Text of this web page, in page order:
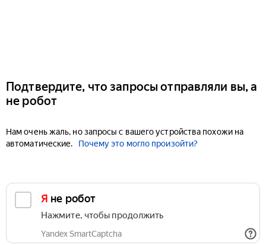
Подтвердите, что запросы отправляли вы, а
не робот
Нам очень жаль, но запросы с вашего устройства похожи на
автоматические.
Почему это могло произойти?
Я не робот
Нажмите, чтобы продолжить
Yandex SmartCaptcha